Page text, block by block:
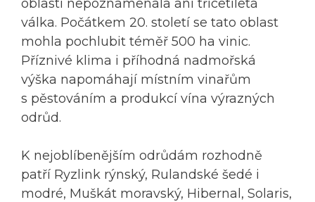
oblasti nepoznamenala ani třicetiletá
válka. Počátkem 20. století se tato oblast
mohla pochlubit téměř 500 ha vinic.
Příznivé klima i příhodná nadmořská
výška napomáhají místním vinařům
s pěstováním a produkcí vína výrazných
odrůd.
K nejoblíbenějším odrůdám rozhodně
patří Ryzlink rýnský, Rulandské šedé i
modré, Muškát moravský, Hibernal, Solaris,